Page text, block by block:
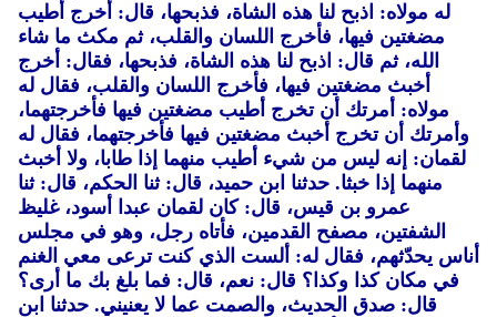
له مولاه: اذبح لنا هذه الشاة، فذبحها، قال: أخرج أطيب
مضغتين فيها، فأخرج اللسان والقلب، ثم مكث ما شاء
الله، ثم قال: اذبح لنا هذه الشاة، فذبحها، فقال: أخرج
أخبث مضغتين فيها، فأخرج اللسان والقلب، فقال له
مولاه: أمرتك أن تخرج أطيب مضغتين فيها فأخرجتهما،
وأمرتك أن تخرج أخبث مضغتين فيها فأخرجتهما، فقال له
لقمان: إنه ليس من شيء أطيب منهما إذا طابا، ولا أخبث
منهما إذا خبثا. حدثنا ابن حميد، قال: ثنا الحكم، قال: ثنا
عمرو بن قيس، قال: كان لقمان عبدا أسود، غليظ
الشفتين، مصفح القدمين، فأتاه رجل، وهو في مجلس
أناس يحدّثهم، فقال له: ألست الذي كنت ترعى معي الغنم
في مكان كذا وكذا؟ قال: نعم، قال: فما بلغ بك ما أرى؟
قال: صدق الحديث، والصمت عما لا يعنيني. حدثنا ابن